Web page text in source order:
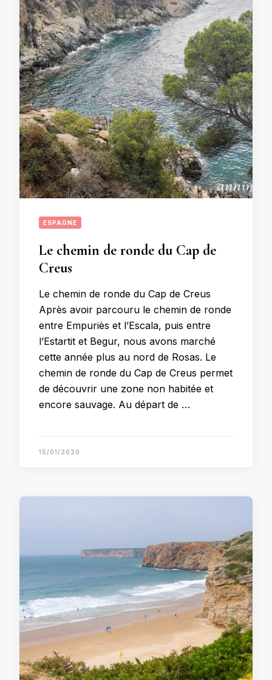
ESPAGNE
Le chemin de ronde du Cap de
Creus
Le chemin de ronde du Cap de Creus
Après avoir parcouru le chemin de ronde
entre Empuriès et l’Escala, puis entre
l’Estartit et Begur, nous avons marché
cette année plus au nord de Rosas. Le
chemin de ronde du Cap de Creus permet
de découvrir une zone non habitée et
encore sauvage. Au départ de …
15/01/2020